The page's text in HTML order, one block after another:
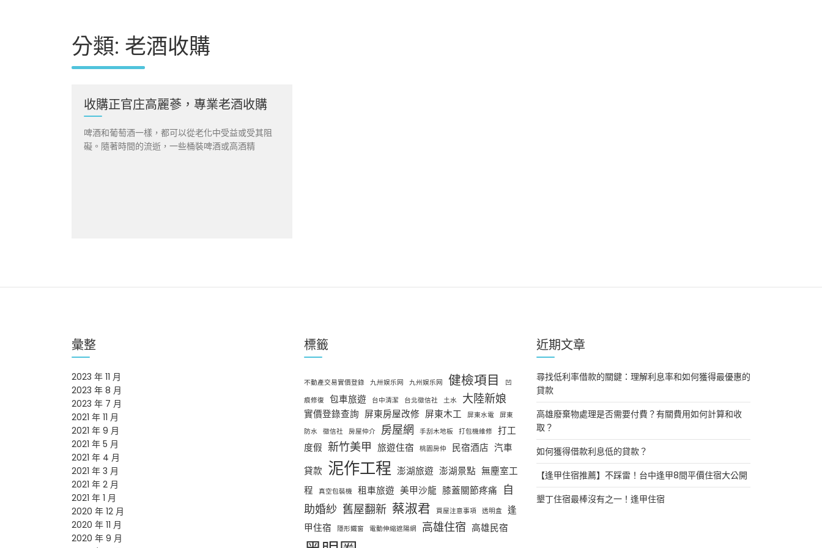
分類: 老酒收購
收購正官庄高麗蔘，專業老酒收購
啤酒和葡萄酒一樣，都可以從老化中受益或受其阻
礙。隨著時間的流逝，一些桶裝啤酒或高酒精
彙整
2023 年 11 月
2023 年 8 月
2023 年 7 月
2021 年 11 月
2021 年 9 月
2021 年 5 月
2021 年 4 月
2021 年 3 月
2021 年 2 月
2021 年 1 月
2020 年 12 月
2020 年 11 月
2020 年 9 月
標籤
不動產交易實價登錄 九卅娱乐网 九州娱乐网 健檢項目
凹
痕修復
包車旅遊 台中清潔 台北徵信社 土水 大陸新娘
實價登錄查詢 屏東房屋改修 屏東木工 屏東水電 屏東
防水 徵信社 房屋仲介 房屋網 手刮木地板 打包機維修 打工
度假 新竹美甲 旅遊住宿 桃園房仲 民宿酒店 汽車
貸款 泥作工程 澎湖旅遊 澎湖景點 無塵室工
程
真空包裝機 租車旅遊 美甲沙龍 膝蓋關節疼痛
自
助婚紗 舊屋翻新 蔡淑君 買屋注意事項 透明盒
逢
甲住宿
隱形鐵窗 電動伸縮遮陽網 高雄住宿 高雄民宿
近期文章
尋找低利率借款的關鍵：理解利息率和如何獲得最優惠的
貸款
高雄廢棄物處理是否需要付費？有關費用如何計算和收
取？
如何獲得借款利息低的貸款？
【逢甲住宿推薦】不踩雷！台中逢甲8間平價住宿大公開
墾丁住宿最棒沒有之一！逢甲住宿